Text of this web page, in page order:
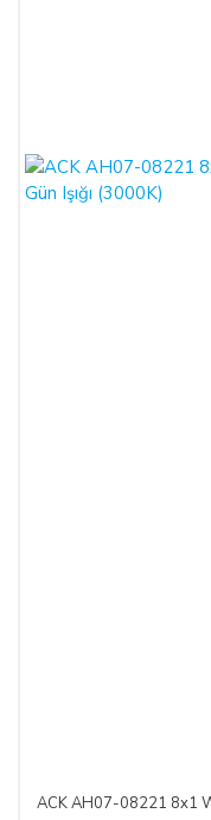
ACK AH07-08221 8x1